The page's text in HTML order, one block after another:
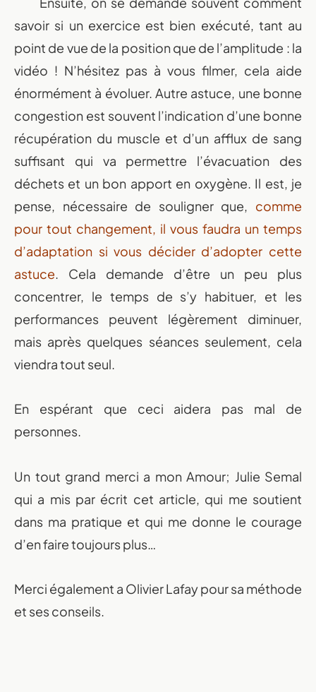
savoir si un exercice est bien exécuté, tant au
point de vue de la position que de l’amplitude : la
vidéo ! N’hésitez pas à vous filmer, cela aide
énormément à évoluer. Autre astuce, une bonne
congestion est souvent l’indication d’une bonne
récupération du muscle et d’un afflux de sang
suffisant qui va permettre l’évacuation des
déchets et un bon apport en oxygène. Il est, je
pense, nécessaire de souligner que, comme
pour tout changement, il vous faudra un temps
d’adaptation si vous décider d’adopter cette
astuce . Cela demande d’être un peu plus
concentrer, le temps de s’y habituer, et les
performances peuvent légèrement diminuer,
mais après quelques séances seulement, cela
viendra tout seul.
En espérant que ceci aidera pas mal de
personnes.
Un tout grand merci a mon Amour; Julie Semal
qui a mis par écrit cet article, qui me soutient
dans ma pratique et qui me donne le courage
d’en faire toujours plus…
Merci également a Olivier Lafay pour sa méthode
et ses conseils.
Un nouveau
portée de
Prenez en main votre évolution physique et
avec une application qui s’adapte à vous.